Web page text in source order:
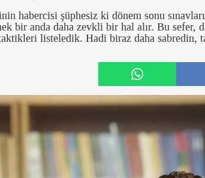
habercisi şüphesiz ki dönem sonu
bir anda daha zevkli bir hal alır. Bu sefer,
listeledik. Hadi biraz daha sabredin,